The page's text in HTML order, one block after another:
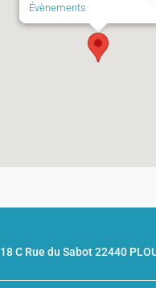
Évènements
18 C Rue du Sabot 22440